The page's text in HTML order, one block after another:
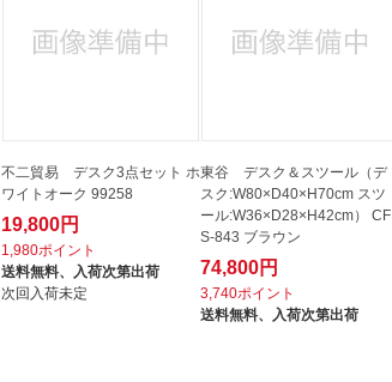
不二貿易 デスク3点セット ホ
ワイトオーク 99258
19,800円
1,980ポイント
送料無料、 入荷次第出荷
次回入荷未定
東谷 デスク＆スツール（デ
スク:W80×D40×H70cm スツ
ール:W36×D28×H42cm） CF
S-843 ブラウン
74,800円
3,740ポイント
送料無料、 入荷次第出荷